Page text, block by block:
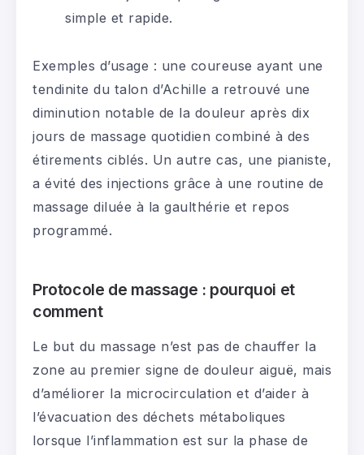
simple et rapide.
Exemples d’usage : une coureuse ayant une
tendinite du talon d’Achille a retrouvé une
diminution notable de la douleur après dix
jours de massage quotidien combiné à des
étirements ciblés. Un autre cas, une pianiste,
a évité des injections grâce à une routine de
massage diluée à la gaulthérie et repos
programmé.
Protocole de massage : pourquoi et
comment
Le but du massage n’est pas de chauffer la
zone au premier signe de douleur aiguë, mais
d’améliorer la microcirculation et d’aider à
l’évacuation des déchets métaboliques
lorsque l’inflammation est sur la phase de